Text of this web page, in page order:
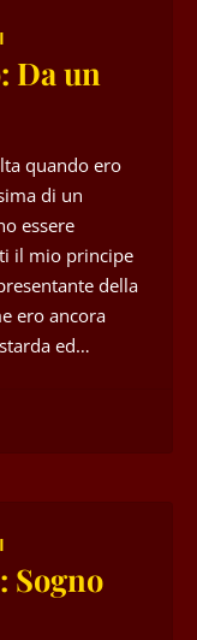
Da un
quando ero
di un
essere
il mio principe
della
ero ancora
ed…
Sogno